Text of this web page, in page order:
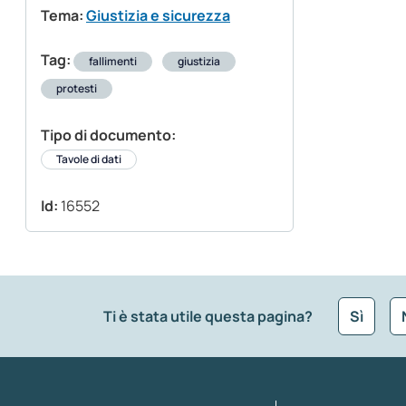
Tema:Giustizia e sicurezza
Tag: fallimenti
giustizia
protesti
Tipo di documento:
Tavole di dati
Id: 16552
Ti è stata utile questa pagina? Sì